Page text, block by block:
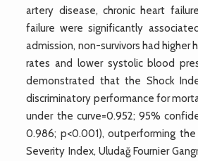
artery disease, chronic heart
failure were significantly
admission, non-survivors had higher
rates and lower systolic blood
demonstrated that the Shock
discriminatory performance for
under the curve=0.952; 95%
0.986; p<0.001), outperforming the
Severity Index, Uludağ Fournier